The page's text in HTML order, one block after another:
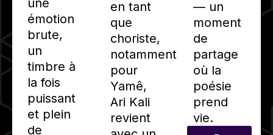
une
émotion
brute,
un
timbre à
la fois
puissant
et plein
de
en tant
que
choriste,
notamment
pour
Yamê,
Ari Kali
revient
— un
moment
de
partage
où la
poésie
prend
vie.